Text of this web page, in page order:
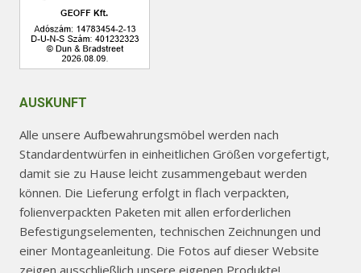
AUSKUNFT
Alle unsere Aufbewahrungsmöbel werden nach
Standardentwürfen in einheitlichen Größen vorgefertigt,
damit sie zu Hause leicht zusammengebaut werden
können. Die Lieferung erfolgt in flach verpackten,
folienverpackten Paketen mit allen erforderlichen
Befestigungselementen, technischen Zeichnungen und
einer Montageanleitung. Die Fotos auf dieser Website